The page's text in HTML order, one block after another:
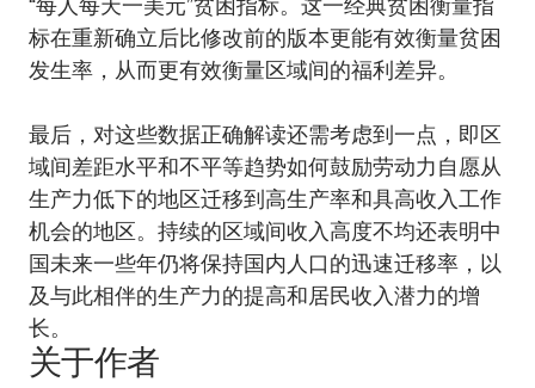
标在重新确立后比修改前的版本更能有效衡量贫困
发生率，从而更有效衡量区域间的福利差异。
最后，对这些数据正确解读还需考虑到一点，即区
域间差距水平和不平等趋势如何鼓励劳动力自愿从
生产力低下的地区迁移到高生产率和具高收入工作
机会的地区。持续的区域间收入高度不均还表明中
国未来一些年仍将保持国内人口的迅速迁移率，以
及与此相伴的生产力的提高和居民收入潜力的增
长。
关于作者